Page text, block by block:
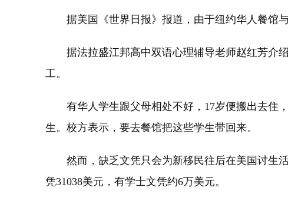
据美国《世界日报》报道，由于纽约华人餐馆与
据法拉盛江邦高中双语心理辅导老师赵红芳介绍
工。
有华人学生跟父母相处不好，17岁便搬出去住，
生。校方表示，要去餐馆把这些学生带回来。
然而，缺乏文凭只会为新移民往后在美国讨生活
凭31038美元，有学士文凭约6万美元。